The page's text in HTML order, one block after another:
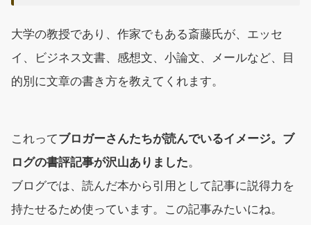
大学の教授であり、作家でもある斎藤氏が、エッセ
イ、ビジネス文書、感想文、小論文、メールなど、目
的別に文章の書き方を教えてくれます。
これってブロガーさんたちが読んでいるイメージ。ブ
ログの書評記事が沢山ありました。
ブログでは、読んだ本から引用として記事に説得力を
持たせるため使っています。この記事みたいにね。